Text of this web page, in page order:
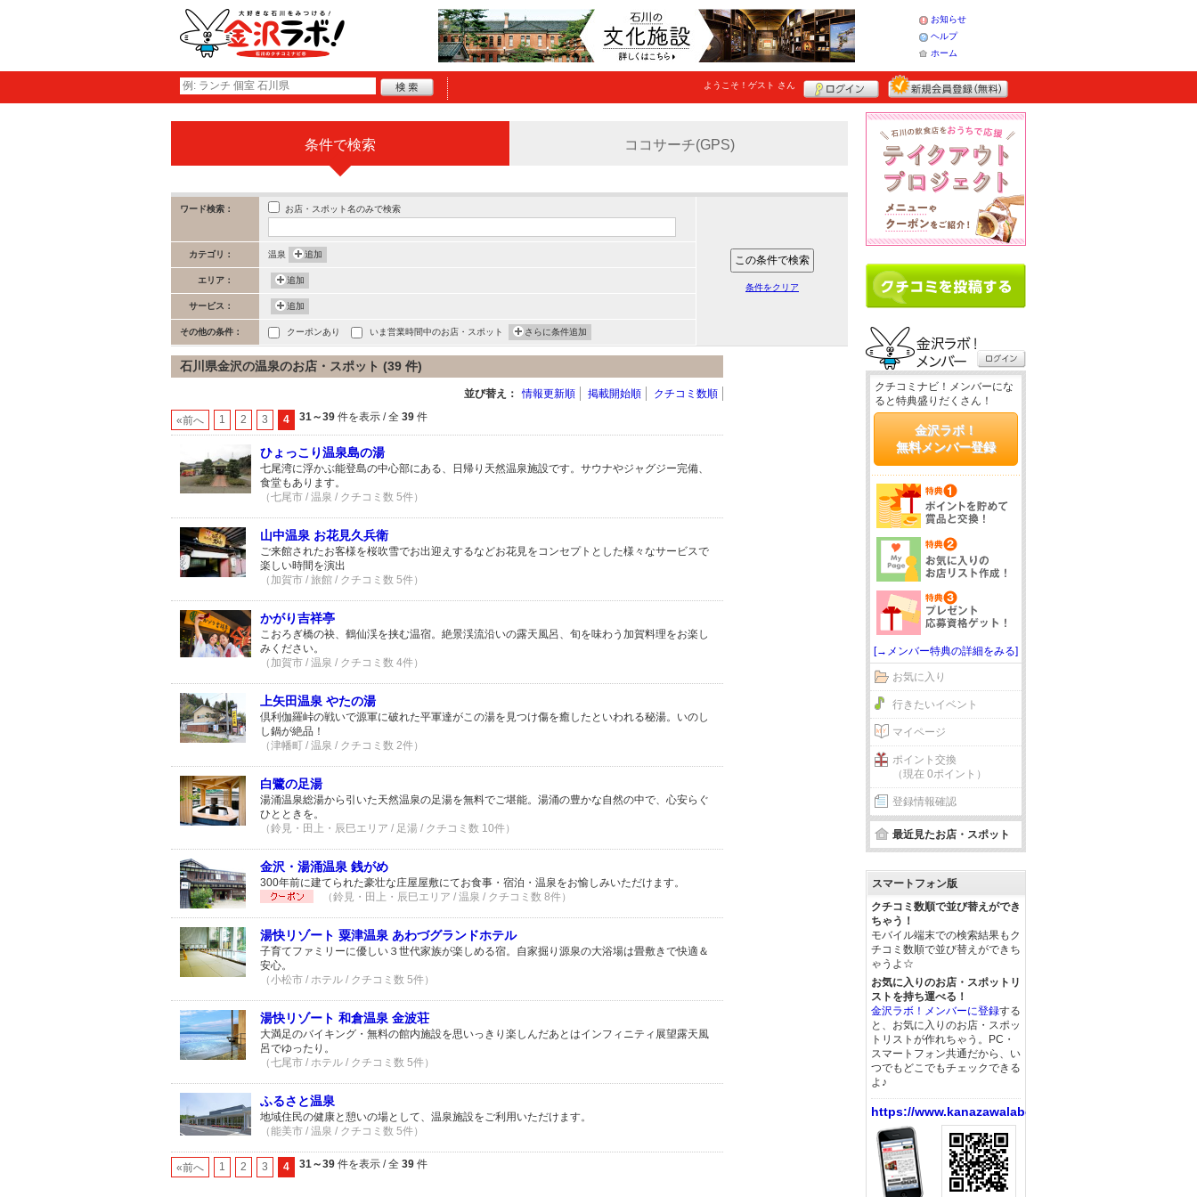
お知らせ
ヘルプ
ホーム
ようこそ！ ゲスト さん
条件で検索 ココサーチ(GPS)
ワード検索： お店・スポット名のみで検索
カテゴリ： 温泉 追加
エリア： 追加
サービス： 追加
その他の条件： クーポンあり いま営業時間中のお店・スポット さらに条件追加
条件をクリア
石川県金沢の温泉のお店・スポット (39 件)
並び替え： 情報更新順 掲載開始順 クチコミ数順
«前へ 1 2 3 4 31～39 件を表示 / 全 39 件
ひょっこり温泉島の湯
七尾湾に浮かぶ能登島の中心部にある、日帰り天然温泉施設です。サウナやジャグジー完備、
食堂もあります。
（七尾市 / 温泉 / クチコミ数 5件）
山中温泉 お花見久兵衛
ご来館されたお客様を桜吹雪でお出迎えするなどお花見をコンセプトとした様々なサービスで
楽しい時間を演出
（加賀市 / 旅館 / クチコミ数 5件）
かがり吉祥亭
こおろぎ橋の袂、鶴仙渓を挟む温宿。絶景渓流沿いの露天風呂、旬を味わう加賀料理をお楽し
みください。
（加賀市 / 温泉 / クチコミ数 4件）
上矢田温泉 やたの湯
倶利伽羅峠の戦いで源軍に破れた平軍達がこの湯を見つけ傷を癒したといわれる秘湯。いのし
し鍋が絶品！
（津幡町 / 温泉 / クチコミ数 2件）
白鷺の足湯
湯涌温泉総湯から引いた天然温泉の足湯を無料でご堪能。湯涌の豊かな自然の中で、心安らぐ
ひとときを。
（鈴見・田上・辰巳エリア / 足湯 / クチコミ数 10件）
金沢・湯涌温泉 銭がめ
300年前に建てられた豪壮な庄屋屋敷にてお食事・宿泊・温泉をお愉しみいただけます。
（鈴見・田上・辰巳エリア / 温泉 / クチコミ数 8件）
湯快リゾート 粟津温泉 あわづグランドホテル
子育てファミリーに優しい３世代家族が楽しめる宿。自家掘り源泉の大浴場は畳敷きで快適＆
安心。
（小松市 / ホテル / クチコミ数 5件）
湯快リゾート 和倉温泉 金波荘
大満足のバイキング・無料の館内施設を思いっきり楽しんだあとはインフィニティ展望露天風
呂でゆったり。
（七尾市 / ホテル / クチコミ数 5件）
ふるさと温泉
地域住民の健康と憩いの場として、温泉施設をご利用いただけます。
（能美市 / 温泉 / クチコミ数 5件）
«前へ 1 2 3 4 31～39 件を表示 / 全 39 件
クチコミナビ！メンバーにな
ると特典盛りだくさん！
金沢ラボ！
無料メンバー登録
[→メンバー特典の詳細をみる]
お気に入り
行きたいイベント
マイページ
ポイント交換
（現在 0ポイント）
登録情報確認
最近見たお店・スポット
スマートフォン版
クチコミ数順で並び替えができ
ちゃう！
モバイル端末での検索結果もク
チコミ数順で並び替えができち
ゃうよ☆
お気に入りのお店・スポットリ
ストを持ち運べる！
金沢ラボ！メンバーに登録する
と、お気に入りのお店・スポッ
トリストが作れちゃう。PC・
スマートフォン共通だから、い
つでもどこでもチェックできる
よ♪
https://www.kanazawalabo.net/